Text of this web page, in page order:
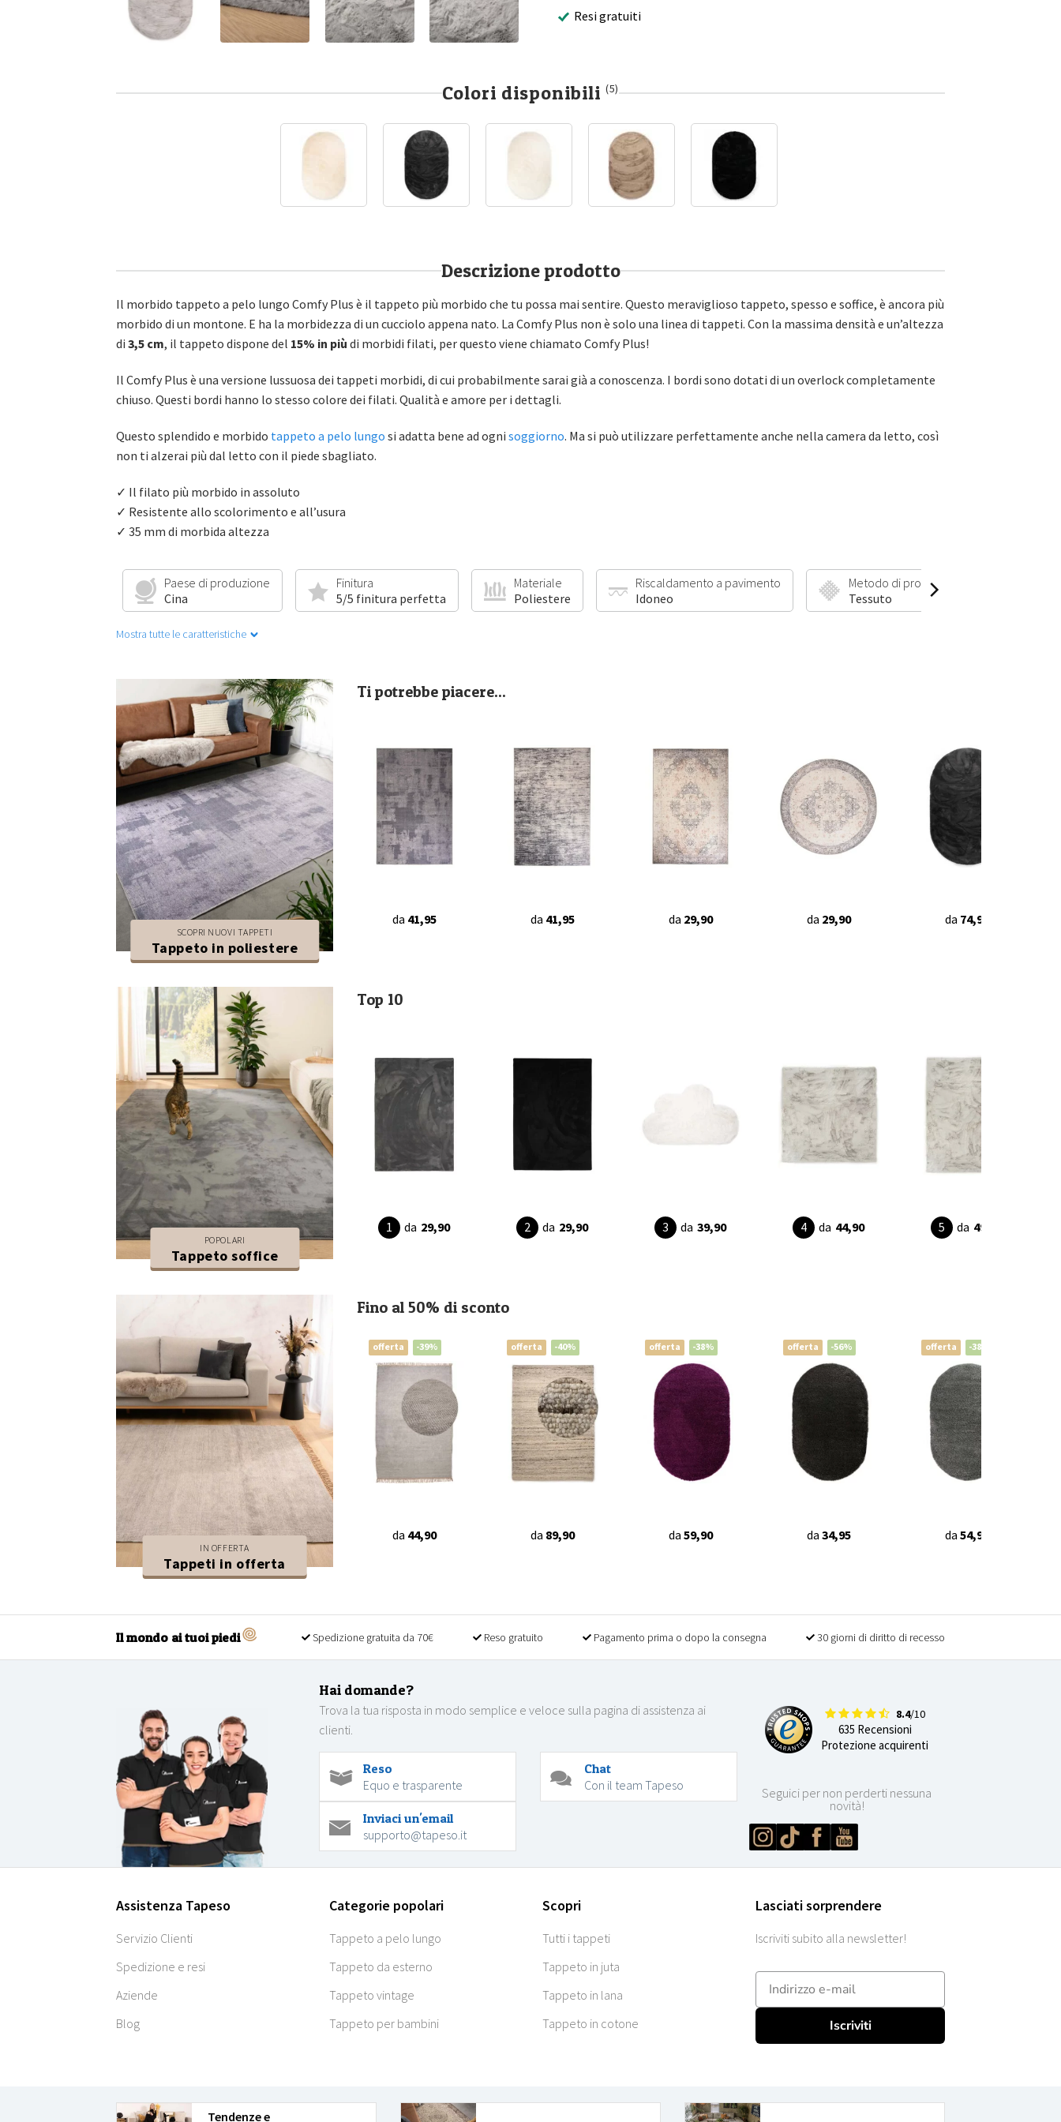
Resi gratuiti
Colori disponibili (5)
Descrizione prodotto
Il morbido tappeto a pelo lungo Comfy Plus è il tappeto più morbido che tu possa mai sentire. Questo meraviglioso tappeto, spesso e soffice, è ancora più
morbido di un montone. E ha la morbidezza di un cucciolo appena nato. La Comfy Plus non è solo una linea di tappeti. Con la massima densità e un’altezza
di 3,5 cm, il tappeto dispone del 15% in più di morbidi filati, per questo viene chiamato Comfy Plus!
Il Comfy Plus è una versione lussuosa dei tappeti morbidi, di cui probabilmente sarai già a conoscenza. I bordi sono dotati di un overlock completamente
chiuso. Questi bordi hanno lo stesso colore dei filati. Qualità e amore per i dettagli.
Questo splendido e morbido tappeto a pelo lungo si adatta bene ad ogni soggiorno. Ma si può utilizzare perfettamente anche nella camera da letto, così
non ti alzerai più dal letto con il piede sbagliato.
✓ Il filato più morbido in assoluto
✓ Resistente allo scolorimento e all’usura
✓ 35 mm di morbida altezza
Paese di produzione
Cina
Finitura
5/5 finitura perfetta
Materiale
Poliestere
Riscaldamento a pavimento
Idoneo
Metodo di produzione
Tessuto
Mostra tutte le caratteristiche
SCOPRI NUOVI TAPPETI
Tappeto in poliestere
Ti potrebbe piacere...
da 41,95 da 41,95 da 29,90 da 29,90 da 74,90
POPOLARI
Tappeto soffice
Top 10
da 29,90 da 29,90 da 39,90 da 44,90 da 49,90
IN OFFERTA
Tappeti in offerta
Fino al 50% di sconto
offerta -39%
da 44,90
offerta -40%
da 89,90
offerta -38%
da 59,90
offerta -56%
da 34,95
offerta -38%
da 54,95
Il mondo ai tuoi piedi Spedizione gratuita da 70€ Reso gratuito Pagamento prima o dopo la consegna 30 giorni di diritto di recesso
Hai domande?
Trova la tua risposta in modo semplice e veloce sulla pagina di assistenza ai
clienti.
Reso
Equo e trasparente
Chat
Con il team Tapeso
Inviaci un'email
supporto@tapeso.it
8.4/10
635 Recensioni
Protezione acquirenti
Seguici per non perderti nessuna
novità!
Assistenza Tapeso
Servizio Clienti
Spedizione e resi
Aziende
Blog
Categorie popolari
Tappeto a pelo lungo
Tappeto da esterno
Tappeto vintage
Tappeto per bambini
Scopri
Tutti i tappeti
Tappeto in juta
Tappeto in lana
Tappeto in cotone
Lasciati sorprendere
Iscriviti subito alla newsletter!
E-mailadres
Iscriviti
Tendenze e